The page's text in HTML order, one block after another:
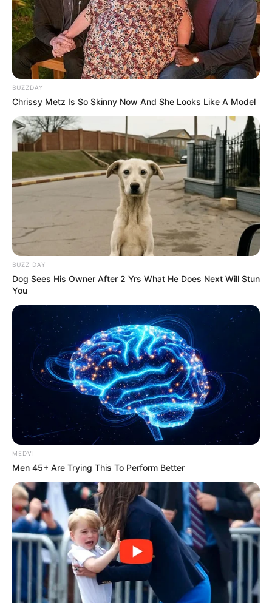
BUZZDAY
Chrissy Metz Is So Skinny Now And She Looks Like A Model
BUZZ DAY
Dog Sees His Owner After 2 Yrs What He Does Next Will Stun
You
MEDVI
Men 45+ Are Trying This To Perform Better